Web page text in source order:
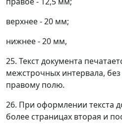
верхнее - 20 мм;
нижнее - 20 мм,
25. Текст документа
межстрочных интервала,
правому полю.
26. При оформлении текста
более страницах вторая и